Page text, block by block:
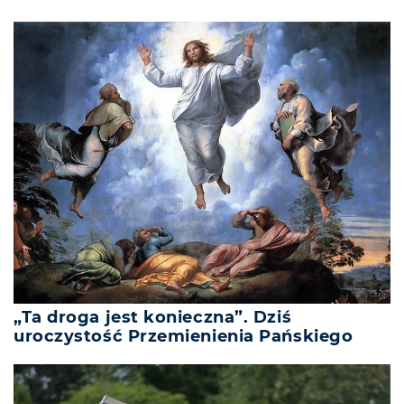
„Ta droga jest konieczna”. Dziś
uroczystość Przemienienia Pańskiego